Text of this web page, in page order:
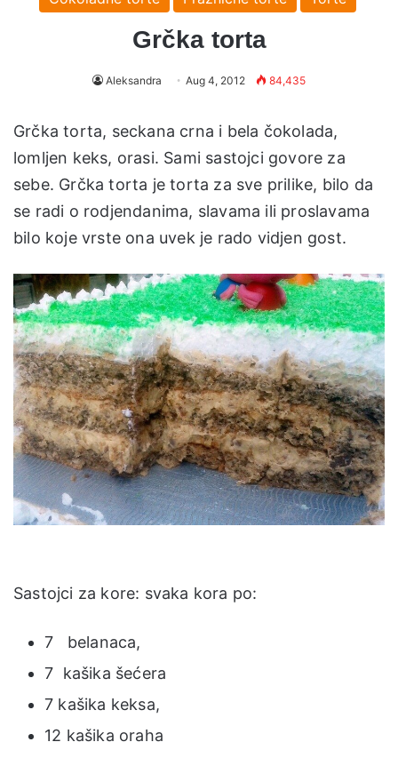
Grčka torta
Aleksandra Aug 4, 2012 84,435
Grčka torta, seckana crna i bela čokolada,
lomljen keks, orasi. Sami sastojci govore za
sebe. Grčka torta je torta za sve prilike, bilo da
se radi o rodjendanima, slavama ili proslavama
bilo koje vrste ona uvek je rado vidjen gost.
Sastojci za kore: svaka kora po:
7 belanaca,
7 kašika šećera
7 kašika keksa,
12 kašika oraha